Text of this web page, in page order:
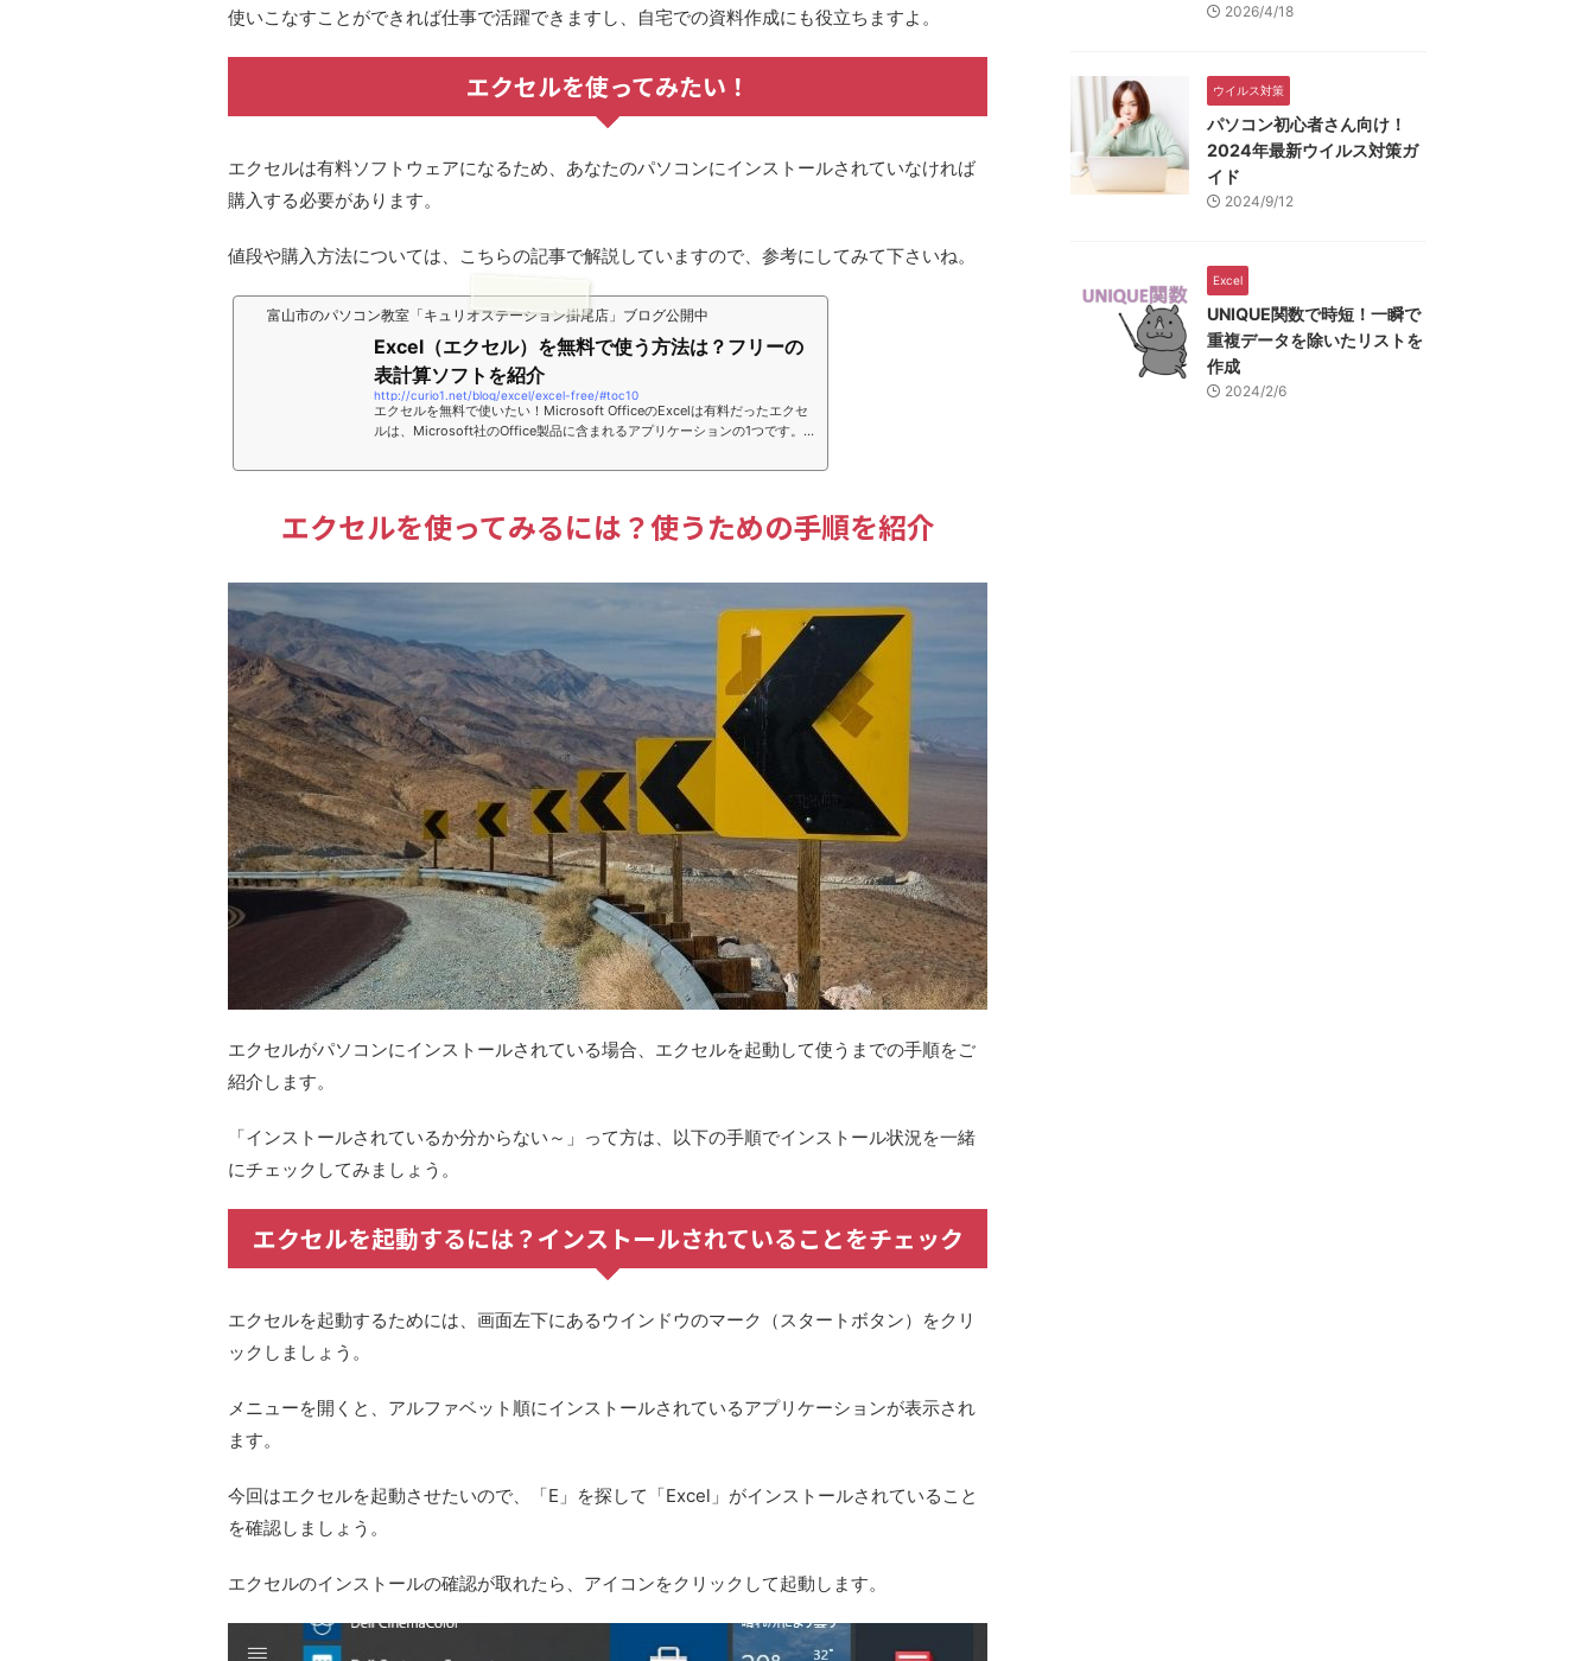
使いこなすことができれば仕事で活躍できますし、自宅での資料作成にも役立ちますよ。
エクセルを使ってみたい！
エクセルは有料ソフトウェアになるため、あなたのパソコンにインストールされていなければ
購入する必要があります。
値段や購入方法については、こちらの記事で解説していますので、参考にしてみて下さいね。
富山市のパソコン教室「キュリオステーション掛尾店」ブログ公開中
Excel（エクセル）を無料で使う方法は？フリーの
表計算ソフトを紹介
http://curio1.net/blog/excel/excel-free/#toc10
エクセルを無料で使いたい！Microsoft OfficeのExcelは有料だったエクセ
ルは、Microsoft社のOffice製品に含まれるアプリケーションの1つです。電
め、無料ソフトと思われがちですが実は有料のソフトになります。購入代金
ーションをまとめたもので、エクセルの他にワード、パワーポイントが含ま
れますが、どれも仕事の作業効率がアップする役立つものです。そのため、
エクセルを使ってみるには？使うための手順を紹介
エクセルがパソコンにインストールされている場合、エクセルを起動して使うまでの手順をご
紹介します。
「インストールされているか分からない～ 」って方は、以下の手順でインストール状況を一緒
にチェックしてみましょう。
エクセルを起動するには？インストールされていることをチェック
エクセルを起動するためには、画面左下にあるウインドウのマーク（スタートボタン） をクリ
ックしましょう。
メニューを開くと、アルファベット順にインストールされているアプリケーションが表示され
ます。
今回はエクセルを起動させたいので、
「E」を探して「Excel」がインストールされていること
を確認しましょう。
エクセルのインストールの確認が取れたら、アイコンをクリックして起動します。
2026/4/18
ウイルス対策
パソコン初心者さん向け！
2024年最新ウイルス対策ガ
イド
2024/9/12
Excel
UNIQUE関数で時短！一瞬で
重複データを除いたリストを
作成
2024/2/6